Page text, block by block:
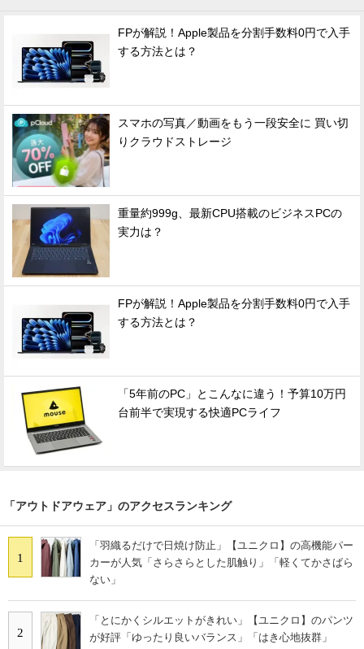
FPが解説！Apple製品を分割手数料0円で入手
する方法とは？
スマホの写真／動画をもう一段安全に 買い切
りクラウドストレージ
重量約999g、最新CPU搭載のビジネスPCの
実力は？
FPが解説！Apple製品を分割手数料0円で入手
する方法とは？
「5年前のPC」とこんなに違う！予算10万円
台前半で実現する快適PCライフ
「アウトドアウェア」のアクセスランキング
1
「羽織るだけで日焼け防止」【ユニクロ】の高機能パー
カーが人気「さらさらとした肌触り」「軽くてかさばら
ない」
2
「とにかくシルエットがきれい」【ユニクロ】のパンツ
が好評「ゆったり良いバランス」「はき心地抜群」